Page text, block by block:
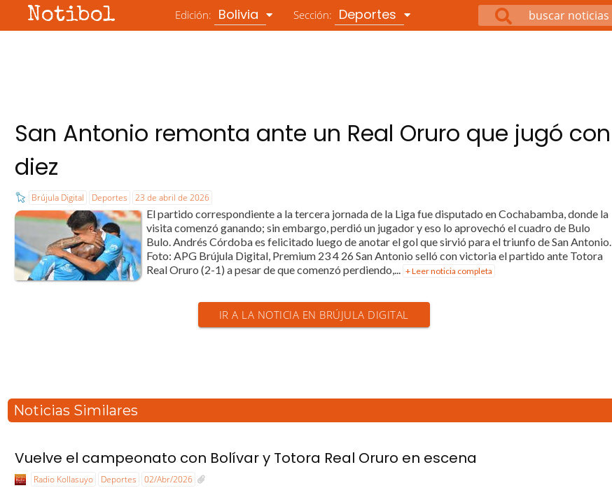
Notibol Edición: Bolivia Sección: Deportes
San Antonio remonta ante un Real Oruro que jugó con
diez
Brújula Digital Deportes 23 de abril de 2026
El partido correspondiente a la tercera jornada de la Liga fue disputado en Cochabamba, donde la
visita comenzó ganando; sin embargo, perdió un jugador y eso lo aprovechó el cuadro de Bulo
Bulo. Andrés Córdoba es felicitado luego de anotar el gol que sirvió para el triunfo de San Antonio.
Foto: APG Brújula Digital, Premium 23 4 26 San Antonio selló con victoria el partido ante Totora
Real Oruro (2-1) a pesar de que comenzó perdiendo,... + Leer noticia completa
IR A LA NOTICIA EN BRÚJULA DIGITAL
Noticias Similares
Vuelve el campeonato con Bolívar y Totora Real Oruro en escena
Radio Kollasuyo Deportes 02/Abr/2026